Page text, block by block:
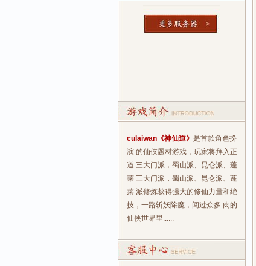
culaiwan《神仙道》 是首款角色扮
演 的仙侠题材游戏，玩家将拜入正
道 三大门派，蜀山派、昆仑派、蓬
莱 三大门派，蜀山派、昆仑派、蓬
莱 派修炼获得强大的修仙力量和绝
技，一路斩妖除魔，闯过众多 肉的
仙侠世界里......